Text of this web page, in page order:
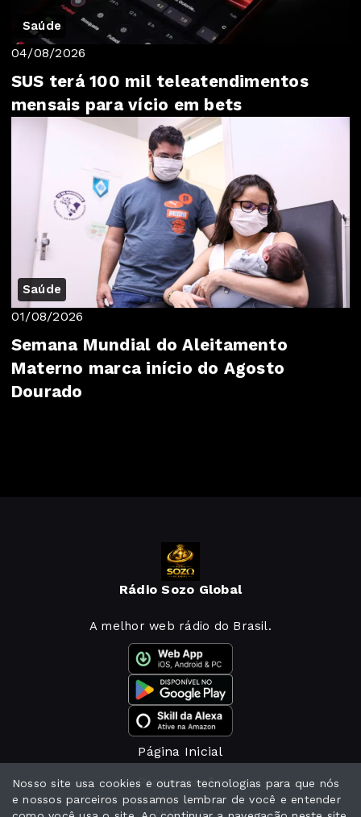
Saúde
04/08/2026
SUS terá 100 mil teleatendimentos
mensais para vício em bets
Saúde
01/08/2026
Semana Mundial do Aleitamento
Materno marca início do Agosto
Dourado
Rádio Sozo Global
A melhor web rádio do Brasil.
Página Inicial
Programação
Notícias
Nosso site usa cookies e outras tecnologias para que nós
e nossos parceiros possamos lembrar de você e entender